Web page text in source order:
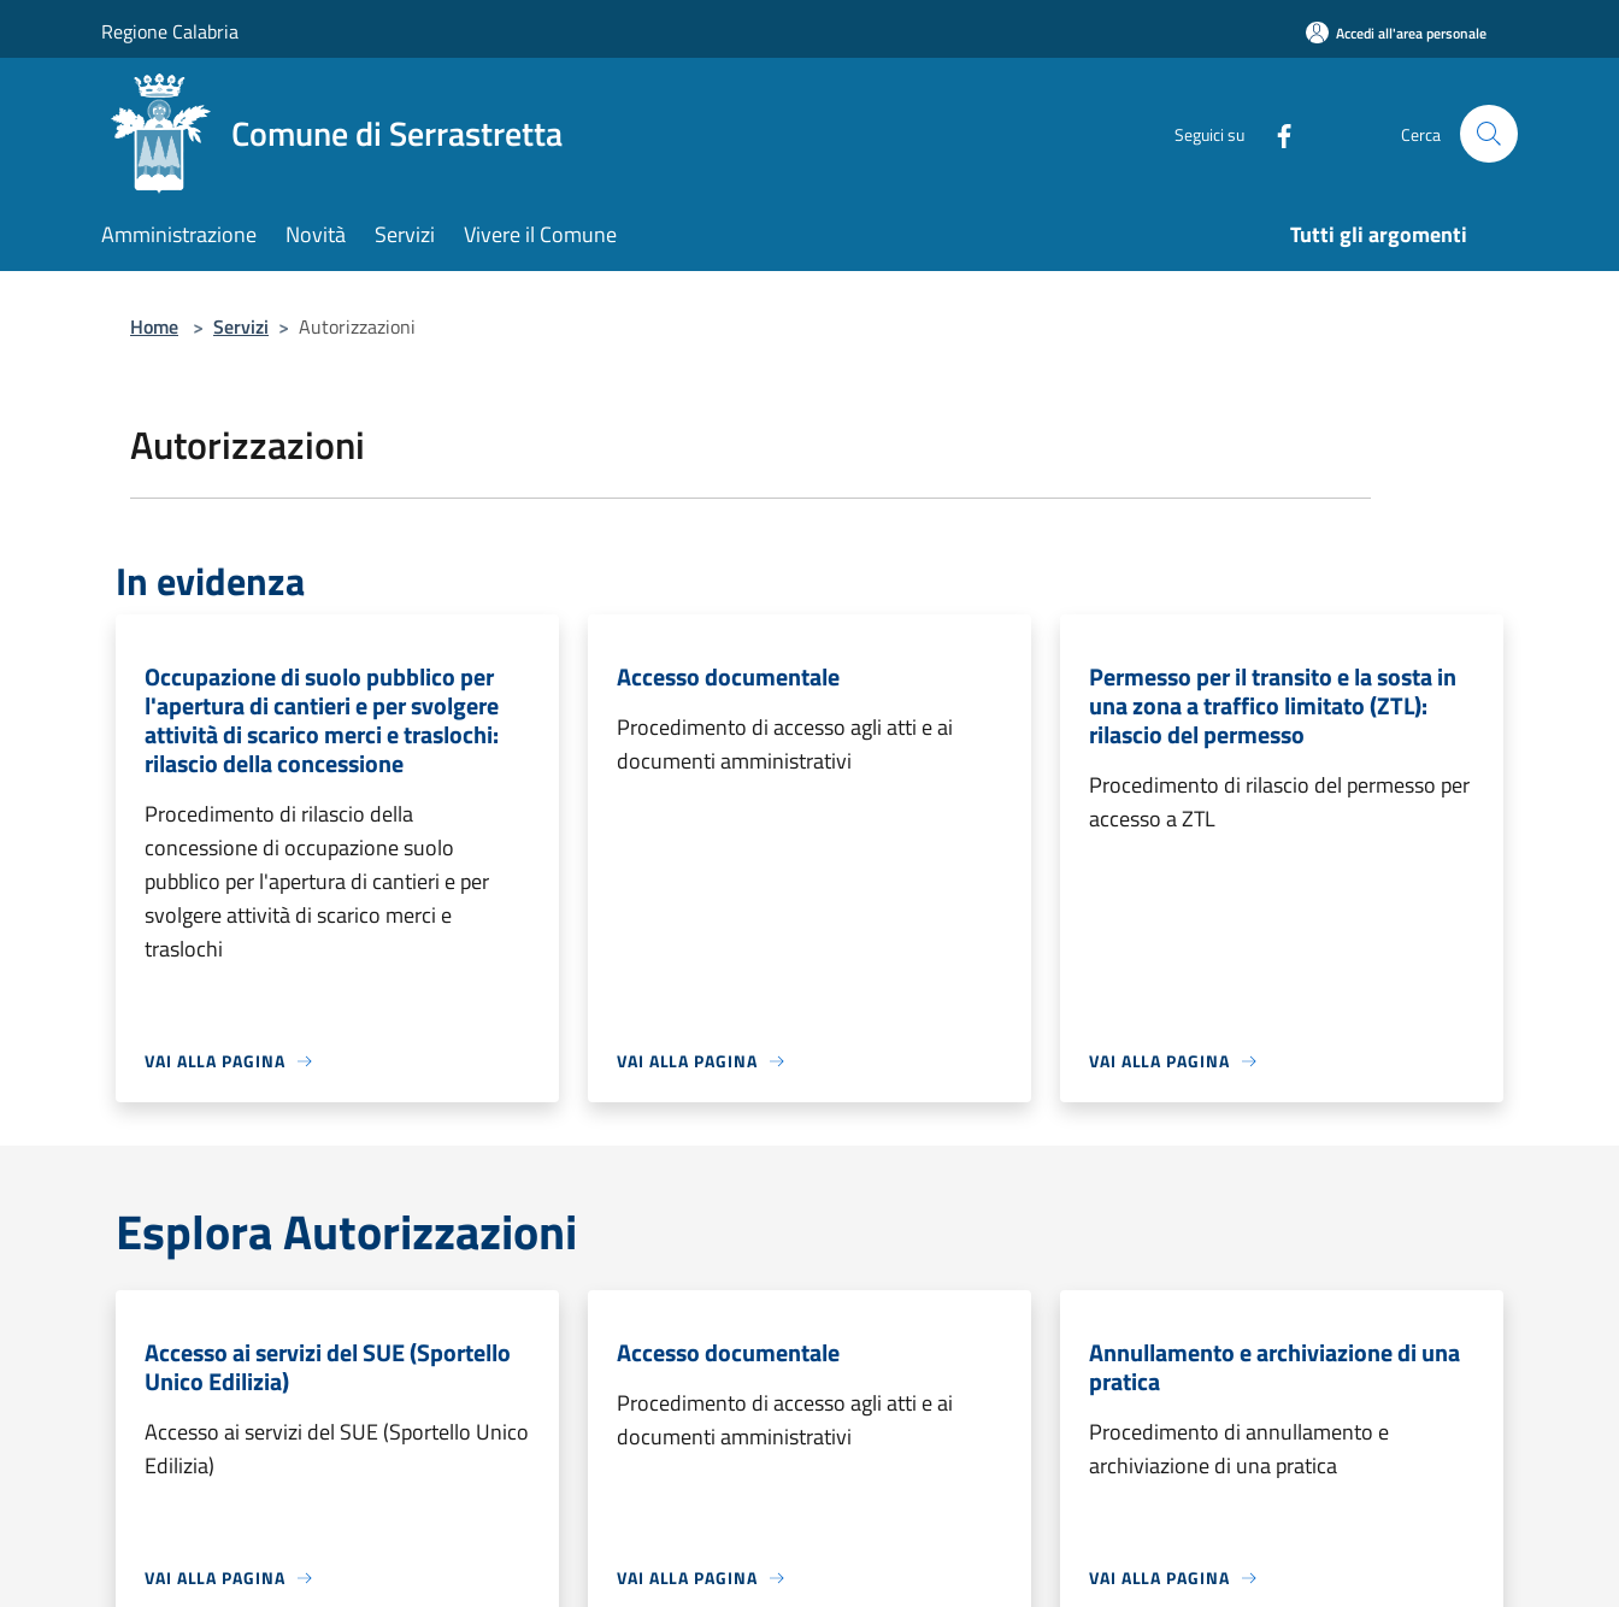
Regione Calabria Accedi all'area personale
Comune di Serrastretta Seguici su Cerca
Amministrazione Novità Servizi Vivere il Comune Tutti gli argomenti
Home > Servizi > Autorizzazioni
Autorizzazioni
In evidenza
Occupazione di suolo pubblico per
l'apertura di cantieri e per svolgere
attività di scarico merci e traslochi:
rilascio della concessione
Procedimento di rilascio della
concessione di occupazione suolo
pubblico per l'apertura di cantieri e per
svolgere attività di scarico merci e
traslochi
VAI ALLA PAGINA
Accesso documentale
Procedimento di accesso agli atti e ai
documenti amministrativi
VAI ALLA PAGINA
Permesso per il transito e la sosta in
una zona a traffico limitato (ZTL):
rilascio del permesso
Procedimento di rilascio del permesso per
accesso a ZTL
VAI ALLA PAGINA
Esplora Autorizzazioni
Accesso ai servizi del SUE (Sportello
Unico Edilizia)
Accesso ai servizi del SUE (Sportello Unico
Edilizia)
VAI ALLA PAGINA
Accesso documentale
Procedimento di accesso agli atti e ai
documenti amministrativi
VAI ALLA PAGINA
Annullamento e archiviazione di una
pratica
Procedimento di annullamento e
archiviazione di una pratica
VAI ALLA PAGINA